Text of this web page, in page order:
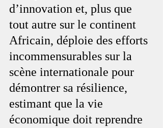
d’innovation et, plus que
tout autre sur le continent
Africain, déploie des efforts
incommensurables sur la
scène internationale pour
démontrer sa résilience,
estimant que la vie
économique doit reprendre